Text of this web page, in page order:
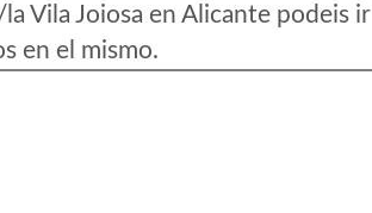
Vila Joiosa en Alicante podeis ir
en el mismo.